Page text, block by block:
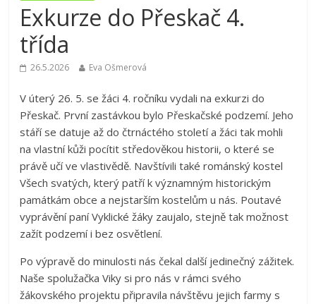
Exkurze do Přeskač 4.
třída
26.5.2026 Eva Ošmerová
V úterý 26. 5. se žáci 4. ročníku vydali na exkurzi do
Přeskač. První zastávkou bylo Přeskačské podzemí. Jeho
stáří se datuje až do čtrnáctého století a žáci tak mohli
na vlastní kůži pocítit středověkou historii, o které se
právě učí ve vlastivědě. Navštívili také románský kostel
Všech svatých, který patří k významným historickým
památkám obce a nejstarším kostelům u nás. Poutavé
vyprávění paní Vyklické žáky zaujalo, stejně tak možnost
zažít podzemí i bez osvětlení.
Po výpravě do minulosti nás čekal další jedinečný zážitek.
Naše spolužačka Viky si pro nás v rámci svého
žákovského projektu připravila návštěvu jejich farmy s